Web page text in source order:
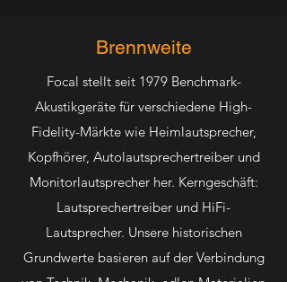
Brennweite
Focal stellt seit 1979 Benchmark-
Akustikgeräte für verschiedene High-
Fidelity-Märkte wie Heimlautsprecher,
Kopfhörer, Autolautsprechertreiber und
Monitorlautsprecher her. Kerngeschäft:
Lautsprechertreiber und HiFi-
Lautsprecher. Unsere historischen
Grundwerte basieren auf der Verbindung